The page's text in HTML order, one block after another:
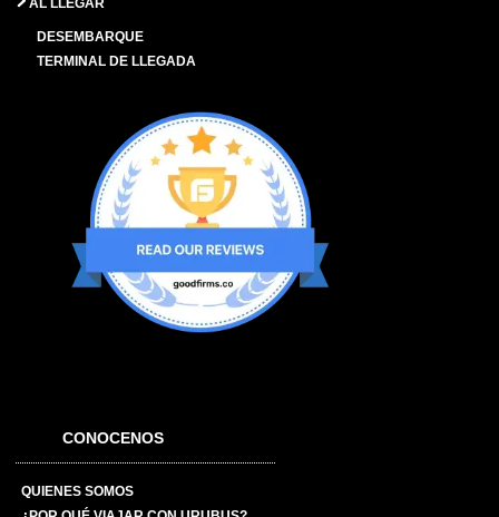
AL LLEGAR
DESEMBARQUE
TERMINAL DE LLEGADA
CONOCENOS
QUIENES SOMOS